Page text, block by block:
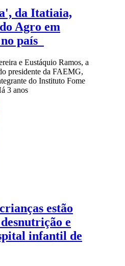
da Itatiaia,
Agro em
país
e Eustáquio Ramos, a
presidente da FAEMG,
do Instituto Fome
3 anos
estão
e
infantil de